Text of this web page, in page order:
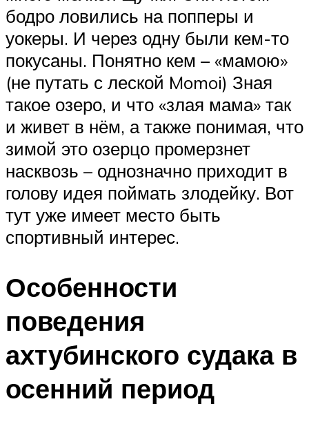
бодро ловились на попперы и
уокеры. И через одну были кем-то
покусаны. Понятно кем – «мамою»
(не путать с леской Momoi) Зная
такое озеро, и что «злая мама» так
и живет в нём, а также понимая, что
зимой это озерцо промерзнет
насквозь – однозначно приходит в
голову идея поймать злодейку. Вот
тут уже имеет место быть
спортивный интерес.
Особенности
поведения
ахтубинского судака в
осенний период